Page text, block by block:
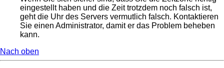
eingestellt haben und die Zeit trotzdem noch falsch ist,
geht die Uhr des Servers vermutlich falsch. Kontaktieren
Sie einen Administrator, damit er das Problem beheben
kann.
Nach oben